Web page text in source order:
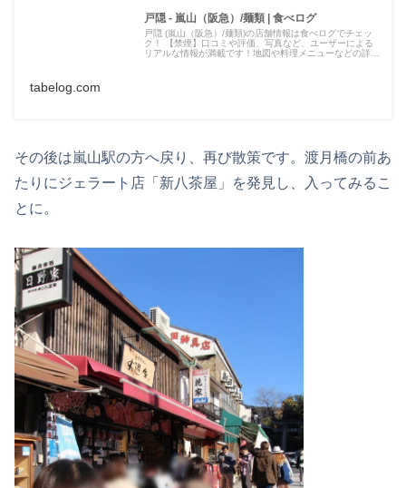
戸隠 - 嵐山（阪急）/麺類 | 食べログ
戸隠 (嵐山（阪急）/麺類)の店舗情報は食べログでチェッ
ク！ 【禁煙】口コミや評価、写真など、ユーザーによる
リアルな情報が満載です！地図や料理メニューなどの詳細
tabelog.com
その後は嵐山駅の方へ戻り、再び散策です。渡月橋の前あ
たりにジェラート店「新八茶屋」を発見し、入ってみるこ
とに。